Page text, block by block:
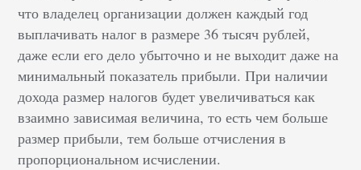
что владелец организации должен каждый год
выплачивать налог в размере 36 тысяч рублей,
даже если его дело убыточно и не выходит даже на
минимальный показатель прибыли. При наличии
дохода размер налогов будет увеличиваться как
взаимно зависимая величина, то есть чем больше
размер прибыли, тем больше отчисления в
пропорциональном исчислении.